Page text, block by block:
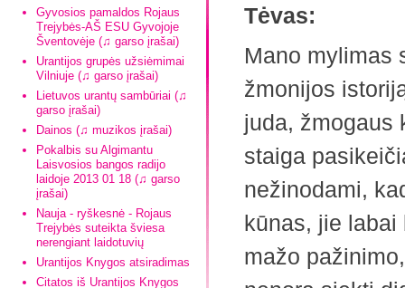
Gyvosios pamaldos Rojaus
Trejybės-AŠ ESU Gyvojoje
Šventovėje (♫ garso įrašai)
Urantijos grupės užsiėmimai
Vilniuje (♫ garso įrašai)
Lietuvos urantų sambūriai (♫
garso įrašai)
Dainos (♫ muzikos įrašai)
Pokalbis su Algimantu
Laisvosios bangos radijo
laidoje 2013 01 18 (♫ garso
įrašai)
Nauja - ryškesnė - Rojaus
Trejybės suteikta šviesa
nerengiant laidotuvių
Urantijos Knygos atsiradimas
Citatos iš Urantijos Knygos
Tėvas:
Mano mylimas
žmonijos
juda, žmogaus
staiga
nežinodami,
kūnas, jie
mažo